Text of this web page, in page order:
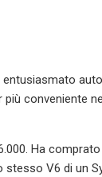
conveniente
Ha comprato
V6 di un